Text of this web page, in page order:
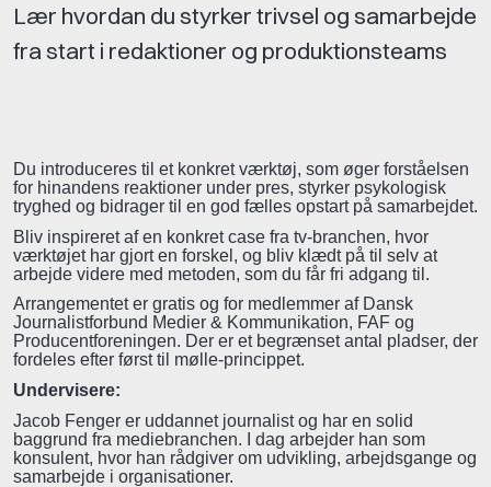
Lær hvordan du styrker trivsel og samarbejde
fra start i redaktioner og produktionsteams
Du introduceres til et konkret værktøj, som øger forståelsen
for hinandens reaktioner under pres, styrker psykologisk
tryghed og bidrager til en god fælles opstart på samarbejdet.
Bliv inspireret af en konkret case fra tv-branchen, hvor
værktøjet har gjort en forskel, og bliv klædt på til selv at
arbejde videre med metoden, som du får fri adgang til.
Arrangementet er gratis og for medlemmer af Dansk
Journalistforbund Medier & Kommunikation, FAF og
Producentforeningen. Der er et begrænset antal pladser, der
fordeles efter først til mølle-princippet.
Undervisere:
Jacob Fenger er uddannet journalist og har en solid
baggrund fra mediebranchen. I dag arbejder han som
konsulent, hvor han rådgiver om udvikling, arbejdsgange og
samarbejde i organisationer.